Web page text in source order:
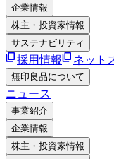
企業情報
株主・投資家情報
サステナビリティ
採用情報 ネット
無印良品について
ニュース
事業紹介
企業情報
株主・投資家情報